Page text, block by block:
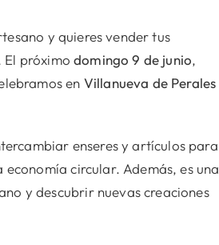
y quieres vender tus
El próximodomingo 9 de junio,
en Villanueva de Perales
enseres y artículos para
circular. Además, es una
y descubrir nuevas creaciones